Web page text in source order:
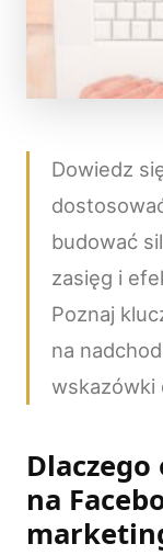
Dowiedz
budować
zasięg i
Poznaj
na
wskazówki
na